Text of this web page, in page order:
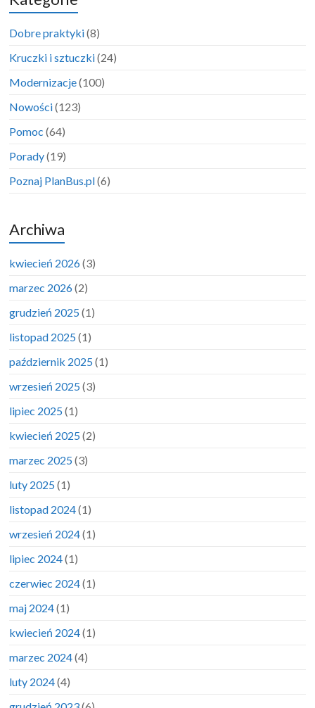
Dobre praktyki(8)
Kruczki i sztuczki(24)
Modernizacje(100)
Nowości(123)
Pomoc (64)
Porady(19)
Poznaj PlanBus.pl(6)
Archiwa
kwiecień 2026(3)
marzec 2026(2)
grudzień 2025(1)
listopad 2025(1)
październik 2025(1)
wrzesień 2025(3)
lipiec 2025(1)
kwiecień 2025(2)
marzec 2025(3)
luty 2025(1)
listopad 2024(1)
wrzesień 2024(1)
lipiec 2024(1)
czerwiec 2024(1)
maj 2024(1)
kwiecień 2024(1)
marzec 2024(4)
luty 2024(4)